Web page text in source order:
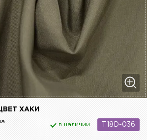
ХАКИ
в наличии T18D-036